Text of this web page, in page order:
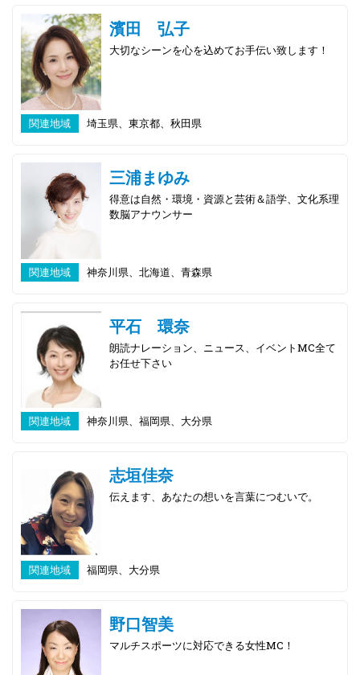
濱田 弘子
大切なシーンを心を込めてお手伝い致します！
関連地域 埼玉県、東京都、秋田県
三浦まゆみ
得意は自然・環境・資源と芸術＆語学、文化系理
数脳アナウンサー
関連地域 神奈川県、北海道、青森県
平石 環奈
朗読ナレーション、ニュース、イベントMC全て
お任せ下さい
関連地域 神奈川県、福岡県、大分県
志垣佳奈
伝えます、あなたの想いを言葉につむいで。
関連地域 福岡県、大分県
野口智美
マルチスポーツに対応できる女性MC！